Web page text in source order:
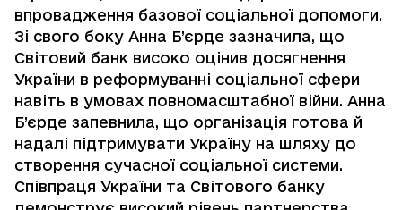
впровадження базової соціальної допомоги.
Зі свого боку Анна Б’єрде зазначила, що
Світовий банк високо оцінив досягнення
України в реформуванні соціальної сфери
навіть в умовах повномасштабної війни. Анна
Б’єрде запевнила, що організація готова й
надалі підтримувати Україну на шляху до
створення сучасної соціальної системи.
Співпраця України та Світового банку